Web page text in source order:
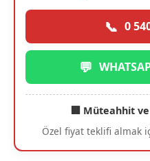
📞 0
💬
🏢 Müteahhit
Özel fiyat teklifi almak